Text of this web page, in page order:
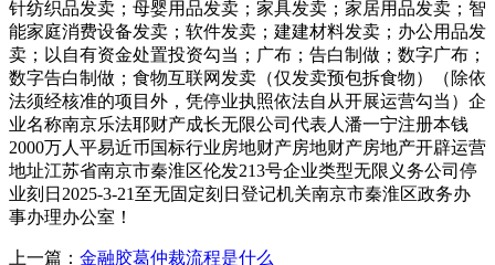
针纺织品发卖；母婴用品发卖；家具发卖；家居用品发卖；智
能家庭消费设备发卖；软件发卖；建建材料发卖；办公用品发
卖；以自有资金处置投资勾当；广布；告白制做；数字广布；
数字告白制做；食物互联网发卖（仅发卖预包拆食物）（除依
法须经核准的项目外，凭停业执照依法自从开展运营勾当）企
业名称南京乐法耶财产成长无限公司代表人潘一宁注册本钱
2000万人平易近币国标行业房地财产房地财产房地产开辟运营
地址江苏省南京市秦淮区伦发213号企业类型无限义务公司停
业刻日2025-3-21至无固定刻日登记机关南京市秦淮区政务办
事办理办公室！
上一篇： 金融胶葛仲裁流程是什么